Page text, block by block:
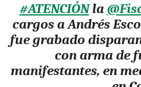
#ATENCIÓNla
cargos a Andrés
fue grabado
con arma de
manifestantes, en